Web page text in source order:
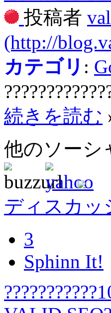
投稿者
(http://
カテゴリ :
続きを読む
他のソー
ディスカッ
3
Sphinn It!